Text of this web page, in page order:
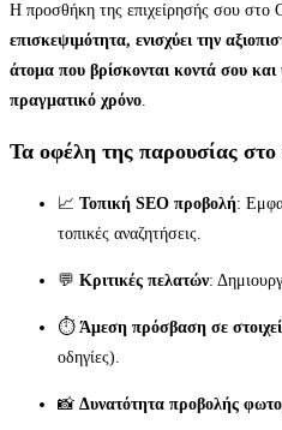
Η προσθήκη της επιχείρησής σου στο
επισκεψιμότητα, ενισχύει την
άτομα που βρίσκονται κοντά σου και
πραγματικό χρόνο.
Τα οφέλη της παρουσίας
📈 Τοπική SEO προβολή:
τοπικές αναζητήσεις.
💬 Κριτικές πελατών:
⏱️ Άμεση πρόσβαση σε
οδηγίες).
📸 Δυνατότητα προβολής